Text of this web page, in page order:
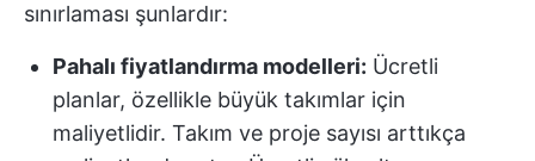
sınırlaması şunlardır:
Pahalı fiyatlandırma modelleri: Ücretli
planlar, özellikle büyük takımlar için
maliyetlidir. Takım ve proje sayısı arttıkça